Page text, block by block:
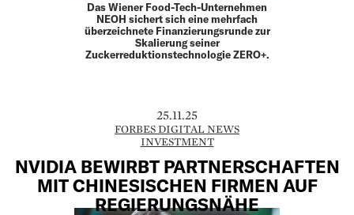
Das Wiener Food-Tech-Unternehmen
NEOH sichert sich eine mehrfach
überzeichnete Finanzierungsrunde zur
Skalierung seiner
Zuckerreduktionstechnologie ZERO+.
25.11.25
FORBES DIGITAL NEWS
INVESTMENT
NVIDIA BEWIRBT PARTNERSCHAFTEN
MIT CHINESISCHEN FIRMEN AUF
REGIERUNGSNÄHE